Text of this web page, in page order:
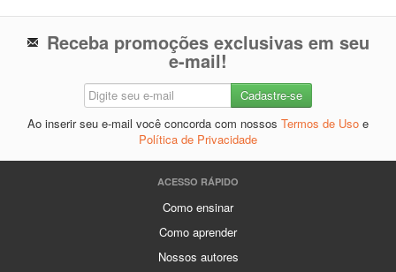
Receba promoções exclusivas em seu
e-mail!
Ao inserir seu e-mail você concorda com nossos Termos de Uso e
Política de Privacidade
ACESSO RÁPIDO
Como ensinar
Como aprender
Nossos autores